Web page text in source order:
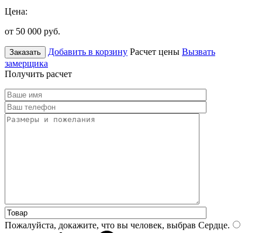
Цена:
от 50 000 руб.
Заказать Добавить в корзину Расчет цены Вызвать
замерщика
Получить расчет
Пожалуйста, докажите, что вы человек, выбрав Сердце.